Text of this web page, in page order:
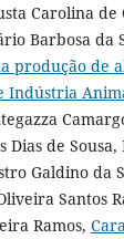
Carolina
Barbosa da
produção de
Indústria
Dias de
Galdino da
Santos
Ramos,